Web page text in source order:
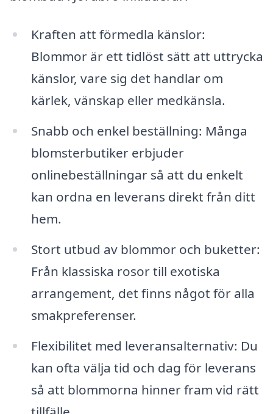
Kraften att förmedla känslor:
Blommor är ett tidlöst sätt att uttrycka
känslor, vare sig det handlar om
kärlek, vänskap eller medkänsla.
Snabb och enkel beställning: Många
blomsterbutiker erbjuder
onlinebeställningar så att du enkelt
kan ordna en leverans direkt från ditt
hem.
Stort utbud av blommor och buketter:
Från klassiska rosor till exotiska
arrangement, det finns något för alla
smakpreferenser.
Flexibilitet med leveransalternativ: Du
kan ofta välja tid och dag för leverans
så att blommorna hinner fram vid rätt